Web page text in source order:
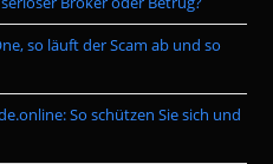
so läuft der Scam ab und so
So schützen Sie sich und